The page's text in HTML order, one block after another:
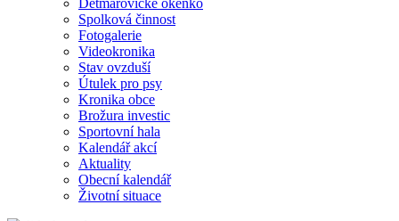
Dětmarovické okénko
Spolková činnost
Fotogalerie
Videokronika
Stav ovzduší
Útulek pro psy
Kronika obce
Brožura investic
Sportovní hala
Kalendář akcí
Aktuality
Obecní kalendář
Životní situace